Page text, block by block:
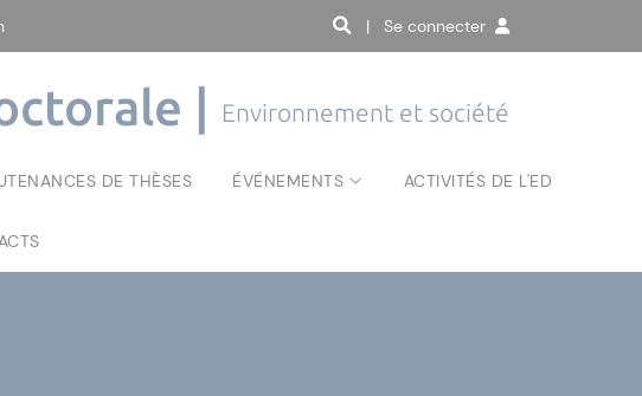
| Se connecter
| Environnement et société
DE THÈSES ÉVÉNEMENTS ACTIVITÉS DE L'ED